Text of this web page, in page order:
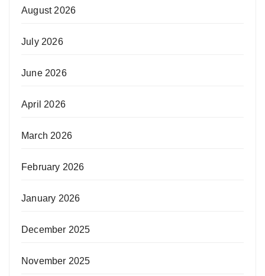
August 2026
July 2026
June 2026
April 2026
March 2026
February 2026
January 2026
December 2025
November 2025